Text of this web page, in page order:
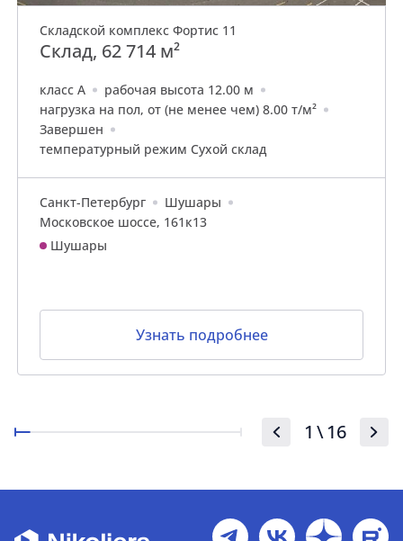
Складской комплекс Фортис 11
Склад, 62 714 м²
класс A
рабочая высота 12.00 м
нагрузка на пол, от (не менее чем) 8.00 т/м²
Завершен
температурный режим Сухой склад
Санкт-Петербург
Шушары
Московское шоссе, 161к13
Шушары
Узнать подробнее
1 \16